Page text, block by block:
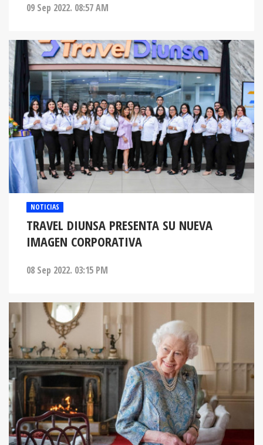
09 Sep 2022. 08:57 AM
NOTICIAS
TRAVEL DIUNSA PRESENTA SU NUEVA
IMAGEN CORPORATIVA
08 Sep 2022. 03:15 PM